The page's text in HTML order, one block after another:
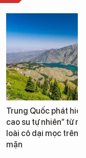
Trung Quốc phát hiện
cao su tự nhiên” từ một
loài cỏ dại mọc trên đất
mặn